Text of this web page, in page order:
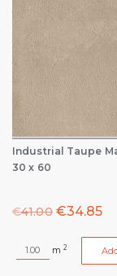
Industrial Taupe
30 x 60
€41.00 €34.85
m 2